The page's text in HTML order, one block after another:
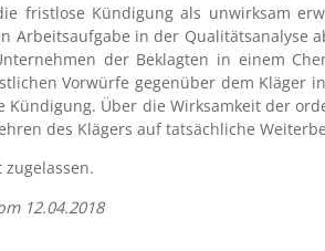
fristlose Kündigung als unwirksam
Arbeitsaufgabe in der
der Beklagten in einem
Vorwürfe gegenüber dem Kläger
Über die Wirksamkeit der
des Klägers auf tatsächliche
12.04.2018